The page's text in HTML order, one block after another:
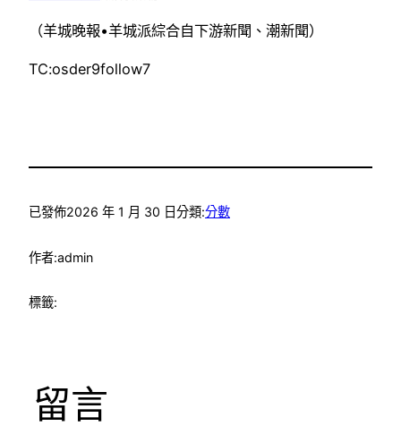
（羊城晚報•羊城派綜合自下游新聞、潮新聞）
TC:osder9follow7
已發佈2026 年 1 月 30 日分類:分數
作者:admin
標籤:
留言